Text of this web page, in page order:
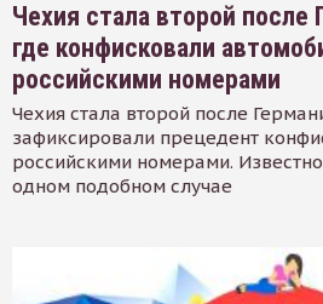
Чехия стала второй после
где конфисковали
российскими номерами
Чехия стала второй после
зафиксировали прецедент
российскими номерами.
одном подобном случае